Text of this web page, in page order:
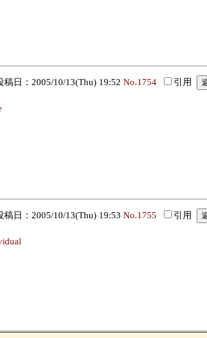
日：2005/10/13(Thu) 19:52 No.1754 引用
日：2005/10/13(Thu) 19:53 No.1755 引用